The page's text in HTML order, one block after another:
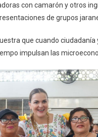
con camarón y otros
de grupos
que cuando
impulsan las